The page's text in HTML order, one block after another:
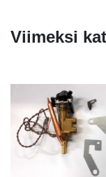
Viimeksi